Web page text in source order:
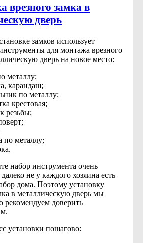
врезного замка в
дверь
замков использует
для монтажа врезного
дверь на новое место:
металлу;
карандаш;
по металлу;
крестовая;
резьбы;
по металлу;
набор инструмента очень
не у каждого хозяина есть
дома. Поэтому установку
в металлическую дверь мы
рекомендуем доверить
установки пошагово: